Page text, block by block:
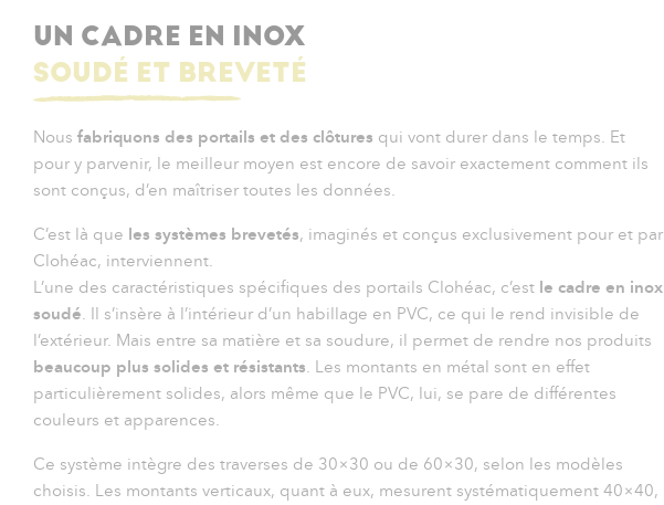
UN CADRE EN INOX
SOUDÉ ET BREVETÉ
Nous fabriquons des portails et des clôtures qui vont durer dans le temps. Et
pour y parvenir, le meilleur moyen est encore de savoir exactement comment ils
sont conçus, d’en maîtriser toutes les données.
C’est là que les systèmes brevetés, imaginés et conçus exclusivement pour et par
Clohéac, interviennent.
L’une des caractéristiques spécifiques des portails Clohéac, c’est le cadre en inox
soudé. Il s’insère à l’intérieur d’un habillage en PVC, ce qui le rend invisible de
l’extérieur. Mais entre sa matière et sa soudure, il permet de rendre nos produits
beaucoup plus solides et résistants. Les montants en métal sont en effet
particulièrement solides, alors même que le PVC, lui, se pare de différentes
couleurs et apparences.
Ce système intègre des traverses de 30×30 ou de 60×30, selon les modèles
choisis. Les montants verticaux, quant à eux, mesurent systématiquement 40×40,